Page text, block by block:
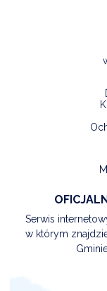
Serwis
w którym